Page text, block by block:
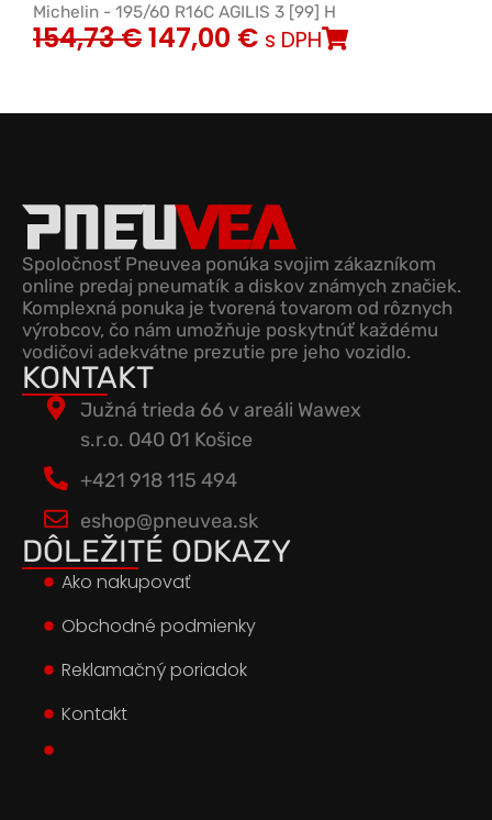
Michelin - 195/60 R16C AGILIS 3 [99] H
154,73€147,00 € s DPH
Spoločnosť Pneuvea ponúka svojim zákazníkom
online predaj pneumatík a diskov známych značiek.
Komplexná ponuka je tvorená tovarom od rôznych
výrobcov, čo nám umožňuje poskytnúť každému
vodičovi adekvátne prezutie pre jeho vozidlo.
KONTAKT
Južná trieda 66 v areáli Wawex
s.r.o. 040 01 Košice
+421 918 115 494
eshop@pneuvea.sk
DÔLEŽITÉ ODKAZY
Ako nakupovať
Obchodné podmienky
Reklamačný poriadok
Kontakt